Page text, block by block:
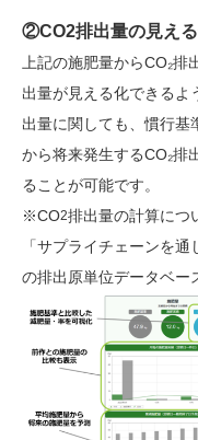
②CO2排出量の見え
上記の施肥量からCO₂
出量が見える化できるよ
出量に関しても、慣行基
から将来発生するCO₂排
ることが可能です。
※CO2排出量の計算につ
「サプライチェーンを
の排出原単位データベー